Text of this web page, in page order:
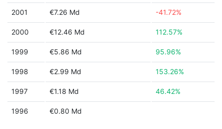
2001 €7.26 Md -41.72%
2000 €12.46 Md 112.57%
1999 €5.86 Md 95.96%
1998 €2.99 Md 153.26%
1997 €1.18 Md 46.42%
1996 €0.80 Md